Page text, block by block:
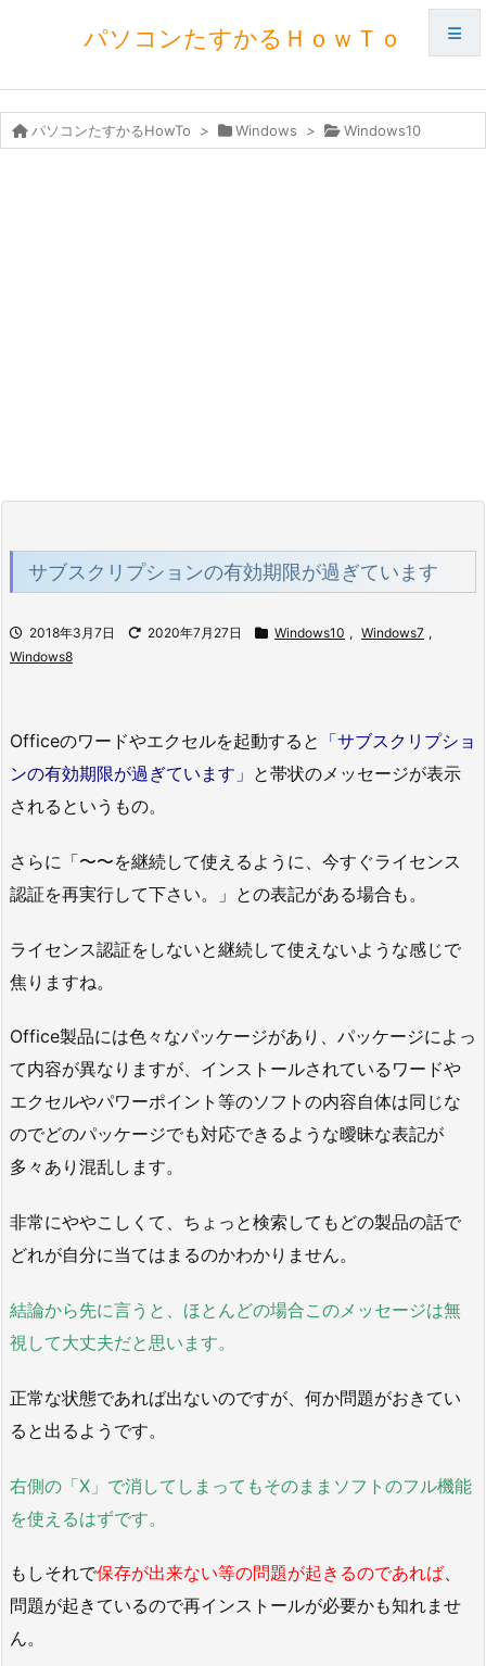
パソコンたすかるＨｏｗＴｏ
パソコンたすかるHowTo > Windows > Windows10
サブスクリプションの有効期限が過ぎています
2018年3月7日 2020年7月27日 Windows10 , Windows7 ,
Windows8
Officeのワードやエクセルを起動すると 「サブスクリプショ
ンの有効期限が過ぎています」 と帯状のメッセージが表示
されるというもの。
さらに「〜〜を継続して使えるように、今すぐライセンス
認証を再実行して下さい。」との表記がある場合も。
ライセンス認証をしないと継続して使えないような感じで
焦りますね。
Office製品には色々なパッケージがあり、パッケージによっ
て内容が異なりますが、インストールされているワードや
エクセルやパワーポイント等のソフトの内容自体は同じな
のでどのパッケージでも対応できるような曖昧な表記が
多々あり混乱します。
非常にややこしくて、ちょっと検索してもどの製品の話で
どれが自分に当てはまるのかわかりません。
結論から先に言うと、ほとんどの場合このメッセージは無
視して大丈夫だと思います。
正常な状態であれば出ないのですが、何か問題がおきてい
ると出るようです。
右側の「X」で消してしまってもそのままソフトのフル機能
を使えるはずです。
もしそれで保存が出来ない等の問題が起きるのであれば、
問題が起きているので再インストールが必要かも知れませ
ん。